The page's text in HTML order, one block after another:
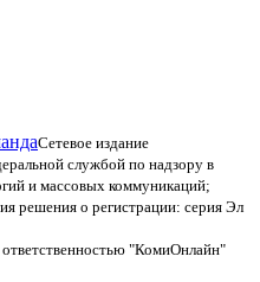
Сетевое издание
службой по надзору в
и массовых коммуникаций;
решения о регистрации: серия Эл
"КомиОнлайн"